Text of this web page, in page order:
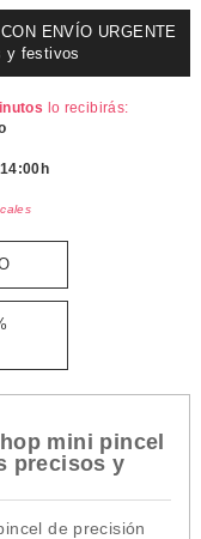
ENVÍO URGENTE
y festivos
lo recibirás:
mini pincel
precisos y
de precisión